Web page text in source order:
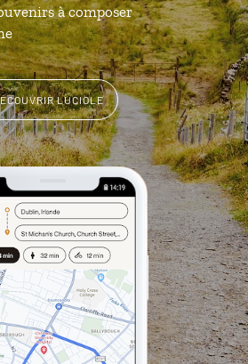
à composer
LUCIOLE